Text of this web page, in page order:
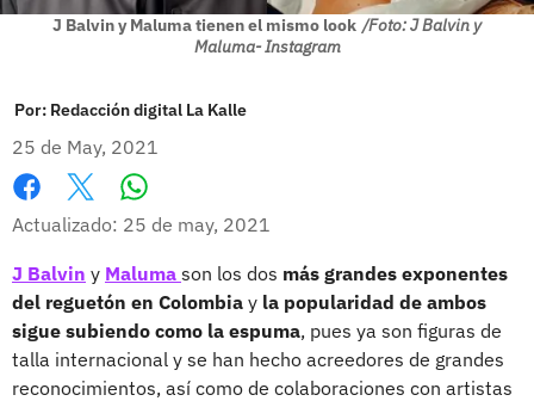
J Balvin y Maluma tienen el mismo look /Foto: J Balvin y
Maluma- Instagram
Por: Redacción digital La Kalle
25 de May, 2021
Facebook
X
Actualizado: 25 de may, 2021
J Balvin y Maluma son los dos más grandes exponentes
del reguetón en Colombia y la popularidad de ambos
sigue subiendo como la espuma, pues ya son figuras de
talla internacional y se han hecho acreedores de grandes
reconocimientos, así como de colaboraciones con artistas